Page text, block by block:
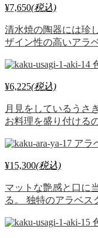
¥7,650(税込)
清水焼の陶器には珍
ザイン性の高いアラ
¥6,225(税込)
月見をしているうさ
お料理を盛り付ける
アラ
¥15,300(税込)
マットな艶感と口に
る。 独特のアラベ